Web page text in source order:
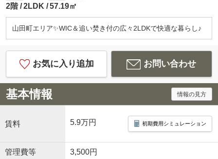
2階 2LDK 57.19㎡
山田町エリア✨WIC＆追い焚き付の広々2LDKで快適な暮らし♪
お気に入り追加 お問い合わせ
基本情報 情報の見方
賃料 5.9万円 初期費用シミュレーション
管理費等 3,500円